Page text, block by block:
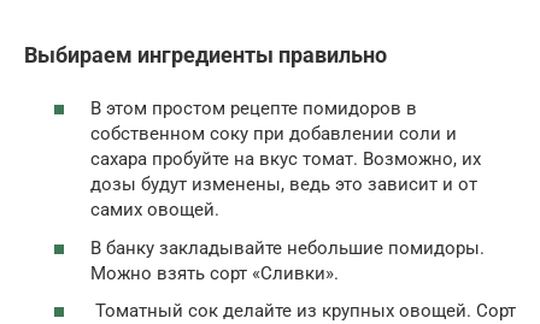
Выбираем ингредиенты правильно
В этом простом рецепте помидоров в
собственном соку при добавлении соли и
сахара пробуйте на вкус томат. Возможно, их
дозы будут изменены, ведь это зависит и от
самих овощей.
В банку закладывайте небольшие помидоры.
Можно взять сорт «Сливки».
Томатный сок делайте из крупных овощей. Сорт